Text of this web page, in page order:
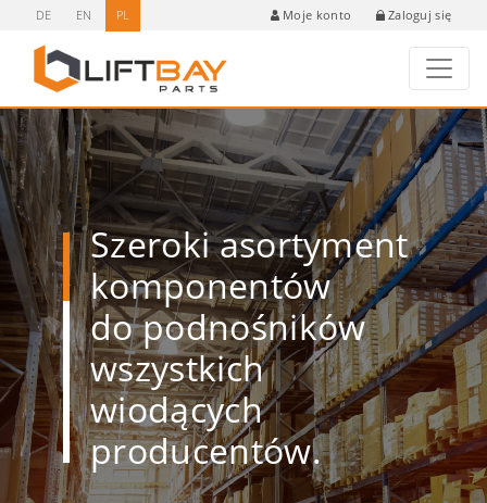
DE EN PL Moje konto Zaloguj się
Szeroki asortyment
komponentów
do podnośników
wszystkich
wiodących
producentów.